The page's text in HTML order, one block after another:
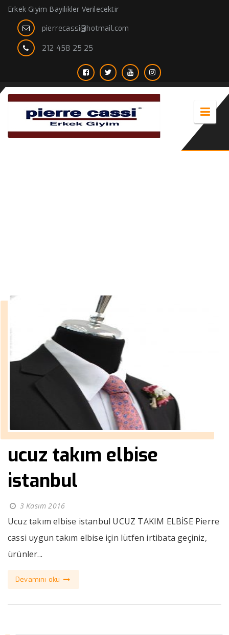
Erkek Giyim Bayilikler Verilecektir
pierrecassi@hotmail.com
212 458 25 25
ucuz takım elbise
istanbul
3 Kasım 2016
Ucuz takım elbise istanbul UCUZ TAKIM ELBİSE Pierre
cassi uygun takım elbise için lütfen irtibata geçiniz,
ürünler...
Devamını oku